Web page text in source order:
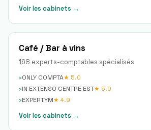
Voir les cabinets →
Café / Bar à vins
168 experts-comptables spécialisés
›ONLY COMPTA★ 5.0
›IN EXTENSO CENTRE EST★ 5.0
›EXPERTYM★ 4.9
Voir les cabinets →